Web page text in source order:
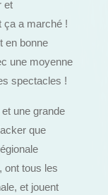
et
ça a marché !
en bonne
une moyenne
spectacles !
et une grande
que
ont tous les
et jouent